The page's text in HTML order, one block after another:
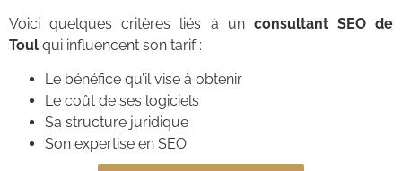
Voici quelques critères liés à un consultant SEO de
Toul qui influencent son tarif :
Le bénéfice qu’il vise à obtenir
Le coût de ses logiciels
Sa structure juridique
Son expertise en SEO